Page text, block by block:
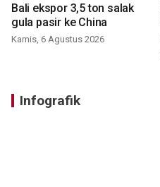
Bali ekspor 3,5 ton salak
gula pasir ke China
Kamis, 6 Agustus 2026
Infografik